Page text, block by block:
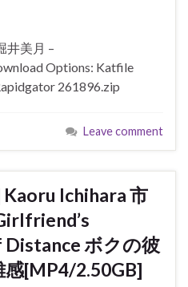
井美月 –
Options: Katfile
261896.zip
Leave comment
Ichihara 市
Distance ボクの彼
[MP4/2.50GB]